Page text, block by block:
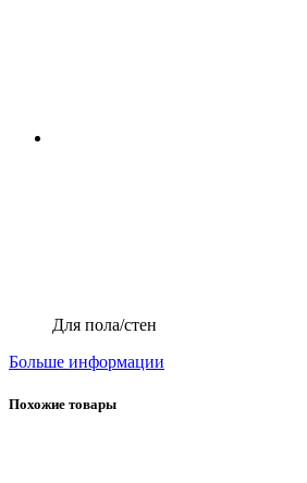
Для пола/стен
Больше информации
Похожие товары